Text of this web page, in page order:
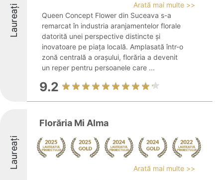
Laureați
Arată mai multe >>
Queen Concept Flower din Suceava s-a
remarcat în industria aranjamentelor florale
datorită unei perspective distincte și
inovatoare pe piața locală. Amplasată într-o
zonă centrală a orașului, florăria a devenit
un reper pentru persoanele care ...
9.2
Laureați
Florăria Mi Alma
Arată mai multe >>